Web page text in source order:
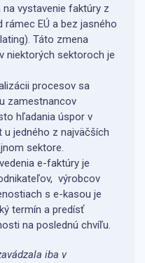
vystavenie faktúry z
rámec EÚ a bez jasného
Táto zmena
niektorých sektoroch je
procesov sa
zamestnancov
hľadania úspor v
jedného z najväčších
sektore.
e-faktúry je
výrobcov
s e-kasou je
termín a predísť
na poslednú chvíľu.
iba v